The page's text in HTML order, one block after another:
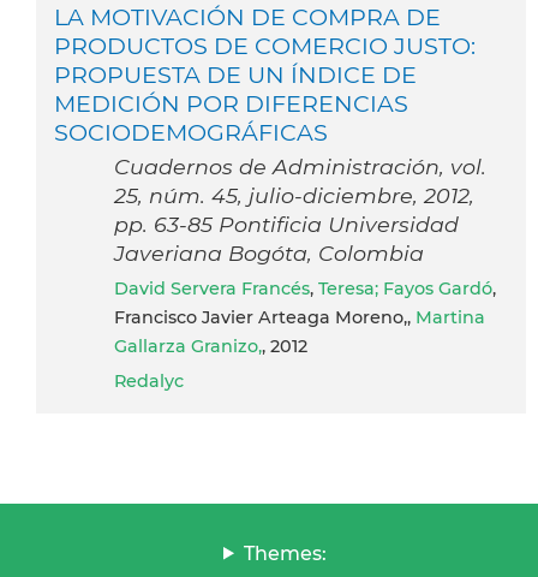
LA MOTIVACIÓN DE COMPRA DE
PRODUCTOS DE COMERCIO JUSTO:
PROPUESTA DE UN ÍNDICE DE
MEDICIÓN POR DIFERENCIAS
SOCIODEMOGRÁFICAS
Cuadernos de Administración, vol.
25, núm. 45, julio-diciembre, 2012,
pp. 63-85 Pontificia Universidad
Javeriana Bogóta, Colombia
David Servera Francés, Teresa; Fayos Gardó,
Francisco Javier Arteaga Moreno,, Martina
Gallarza Granizo,, 2012
Redalyc
Themes: